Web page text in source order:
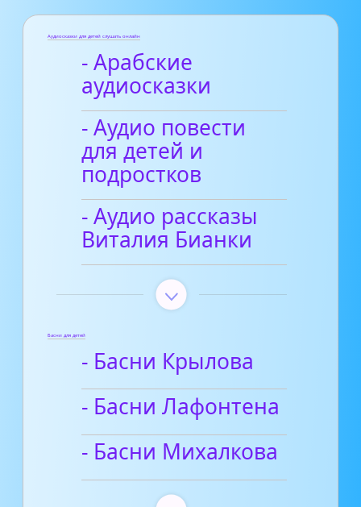
Аудиосказки для детей слушать онлайн
- Арабские
аудиосказки
- Аудио повести
для детей и
подростков
- Аудио рассказы
Виталия Бианки
Басни для детей
- Басни Крылова
- Басни Лафонтена
- Басни Михалкова